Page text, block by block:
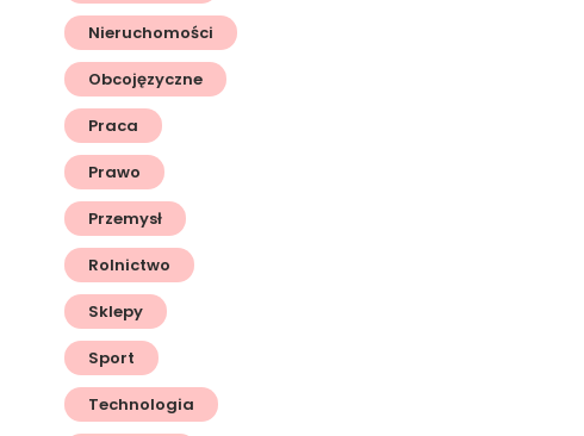
Nieruchomości
Obcojęzyczne
Praca
Prawo
Przemysł
Rolnictwo
Sklepy
Sport
Technologia